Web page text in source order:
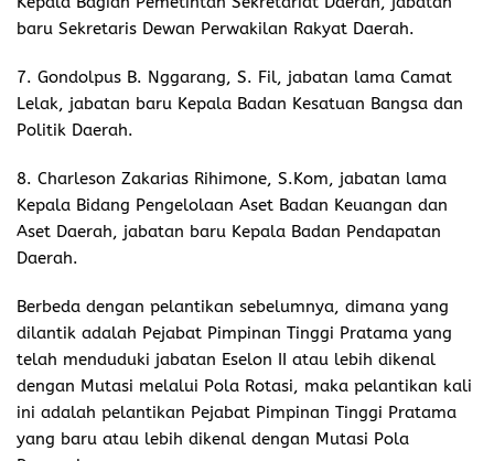
baru Sekretaris Dewan Perwakilan Rakyat Daerah.
7. Gondolpus B. Nggarang, S. Fil, jabatan lama Camat
Lelak, jabatan baru Kepala Badan Kesatuan Bangsa dan
Politik Daerah.
8. Charleson Zakarias Rihimone, S.Kom, jabatan lama
Kepala Bidang Pengelolaan Aset Badan Keuangan dan
Aset Daerah, jabatan baru Kepala Badan Pendapatan
Daerah.
Berbeda dengan pelantikan sebelumnya, dimana yang
dilantik adalah Pejabat Pimpinan Tinggi Pratama yang
telah menduduki jabatan Eselon II atau lebih dikenal
dengan Mutasi melalui Pola Rotasi, maka pelantikan kali
ini adalah pelantikan Pejabat Pimpinan Tinggi Pratama
yang baru atau lebih dikenal dengan Mutasi Pola